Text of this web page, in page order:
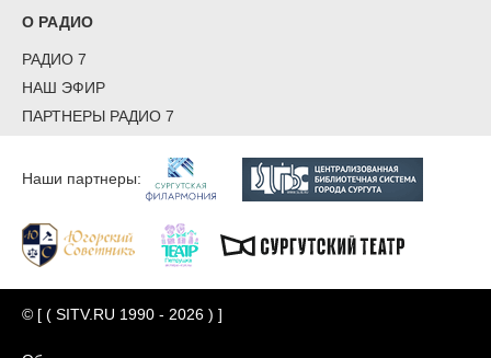
О РАДИО
РАДИО 7
НАШ ЭФИР
ПАРТНЕРЫ РАДИО 7
Наши партнеры:
© [ ( SITV.RU 1990 - 2026 ) ]